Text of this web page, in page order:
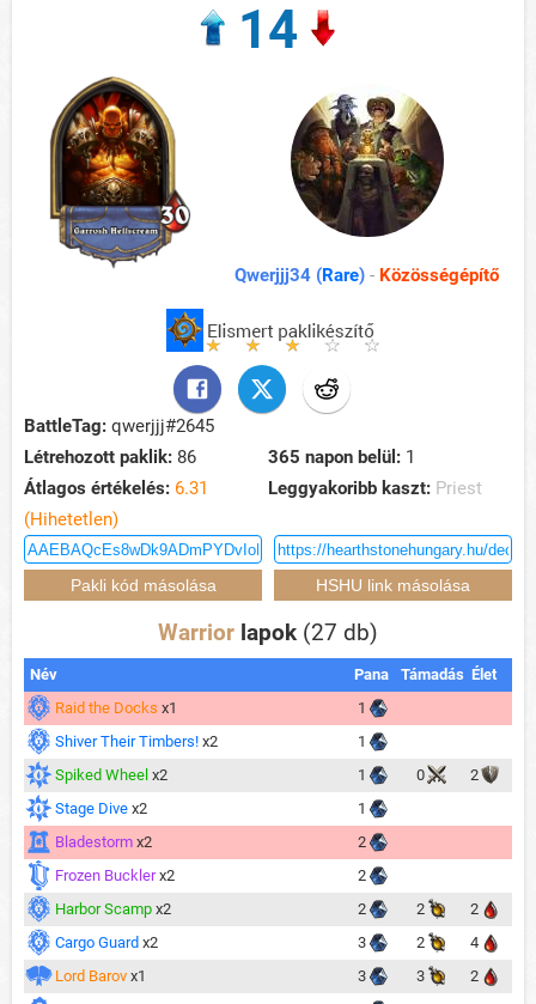
14
Qwerjjj34 (Rare) - Közösségépítő
BattleTag: qwerjjj#2645
Létrehozott paklik: 86 365 napon belül: 1
Átlagos értékelés: 6.31
(Hihetetlen)
Leggyakoribb kaszt: Priest
Warrior lapok (27 db)
Név Pana Támadás Élet
Raid the Docks x1
1
Shiver Their Timbers! x2
1
Spiked Wheel x2 1 0
2
Stage Dive x2
1
Bladestorm x2
2
Frozen Buckler x2
2
Harbor Scamp x2 2 2
2
Cargo Guard x2 3 2
4
Lord Barov x1 3 3
2